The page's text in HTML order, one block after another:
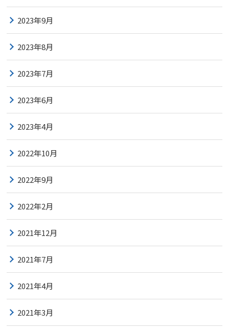
2023年9月
2023年8月
2023年7月
2023年6月
2023年4月
2022年10月
2022年9月
2022年2月
2021年12月
2021年7月
2021年4月
2021年3月